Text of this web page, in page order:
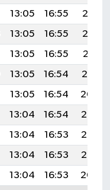
13:05 16:55
20:13
13:05 16:55
20:12
13:05 16:55
20:11
13:05 16:54
20:10
13:05 16:54
20:09
13:04 16:54
20:08
13:04 16:53
20:07
13:04 16:53
20:06
13:04 16:53
20:04